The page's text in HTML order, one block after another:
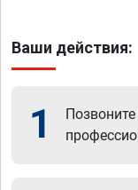
Ваши действия:
1